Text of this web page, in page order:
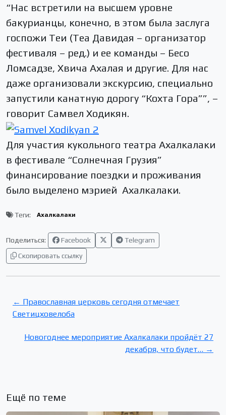
“Нас встретили на высшем уровне
бакурианцы, конечно, в этом была заслуга
госпожи Теи (Теа Давидая – организатор
фестиваля – ред.) и ее команды – Бесо
Ломсадзе, Хвича Ахалая и другие. Для нас
даже организовали экскурсию, специально
запустили канатную дорогу “Кохта Гора””, –
говорит Самвел Ходикян.
Для участия кукольного театра Ахалкалаки
в фестивале “Солнечная Грузия”
финансирование поездки и проживания
было выделено мэрией Ахалкалаки.
Теги: Ахалкалаки
Поделиться: Facebook
Telegram
Скопировать ссылку
← Православная церковь сегодня отмечает
Светицховелоба
Новогоднее мероприятие Ахалкалаки пройдёт 27
декабря, что будет… →
Ещё по теме